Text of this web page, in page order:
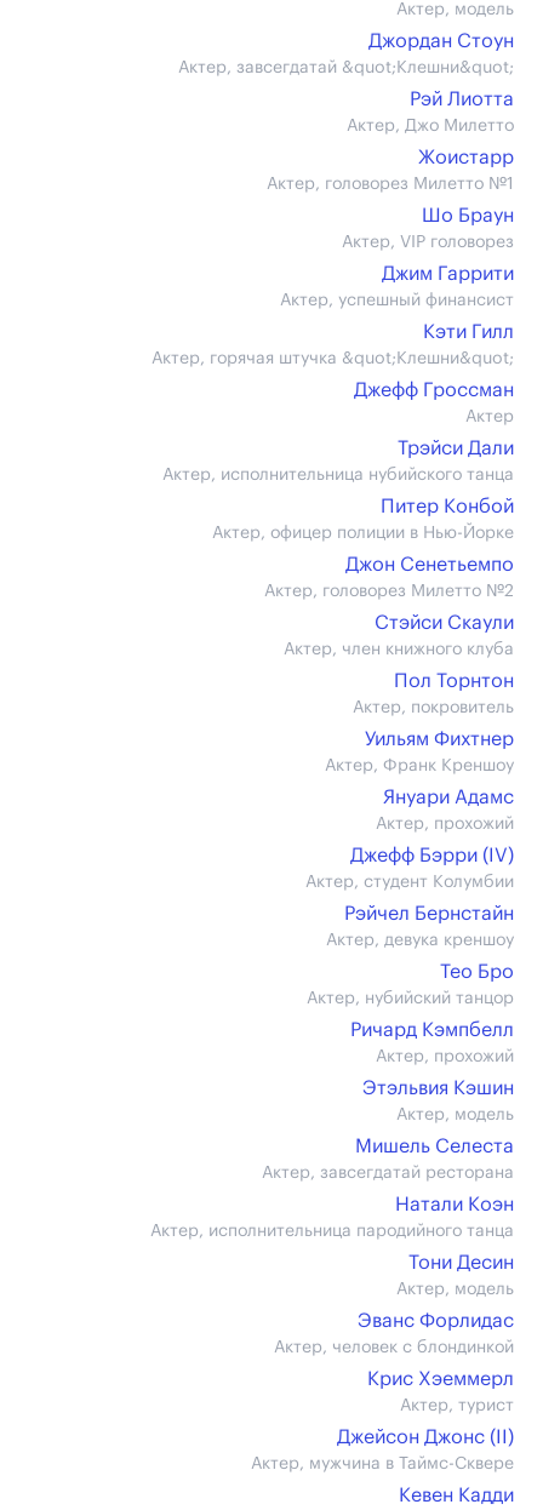
Актер, модель
Джордан Стоун
Актер, завсегдатай &quot;Клешни&quot;
Рэй Лиотта
Актер, Джо Милетто
Жоистарр
Актер, головорез Милетто №1
Шо Браун
Актер, VIP головорез
Джим Гаррити
Актер, успешный финансист
Кэти Гилл
Актер, горячая штучка &quot;Клешни&quot;
Джефф Гроссман
Актер
Трэйси Дали
Актер, исполнительница нубийского танца
Питер Конбой
Актер, офицер полиции в Нью-Йорке
Джон Сенетьемпо
Актер, головорез Милетто №2
Стэйси Скаули
Актер, член книжного клуба
Пол Торнтон
Актер, покровитель
Уильям Фихтнер
Актер, Франк Креншоу
Януари Адамс
Актер, прохожий
Джефф Бэрри (IV)
Актер, студент Колумбии
Рэйчел Бернстайн
Актер, девука креншоу
Тео Бро
Актер, нубийский танцор
Ричард Кэмпбелл
Актер, прохожий
Этэльвия Кэшин
Актер, модель
Мишель Селеста
Актер, завсегдатай ресторана
Натали Коэн
Актер, исполнительница пародийного танца
Тони Десин
Актер, модель
Эванс Форлидас
Актер, человек с блондинкой
Крис Хэеммерл
Актер, турист
Джейсон Джонс (II)
Актер, мужчина в Таймс-Сквере
Кевен Кадди